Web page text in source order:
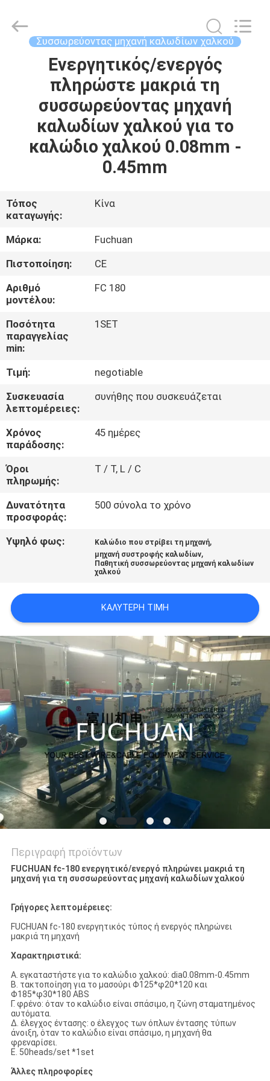
ΠΡΟΪΌΝΤΑ
ΒΊΝΤΕΟ
VR
ΣΧΕΤΙΚΆ
ΜΕ
ΕΜΆΣ
ΕΠΙΣΚΈΨΕΙΣ
ΣΤΟ
ΈΛΕΓΧΟΣ
ΠΟΙΌΤΗΤΑΣ
ΕΠΙΚΟΙΝΩΝΉΣΤΕ
ΜΑΖΊ
ΜΑΣ
ΕΙΔΉΣΕΙΣ
SITEMAP
PRIVACY
POLICY
and
Mechanical
Συσσωρεύοντας μηχανή καλωδίων χαλκού
Ενεργητικός/ενεργός
πληρώστε μακριά τη
συσσωρεύοντας μηχανή
καλωδίων χαλκού για το
καλώδιο χαλκού 0.08mm -
0.45mm
Τόπος
καταγωγής:
Κίνα
Μάρκα:
Fuchuan
Πιστοποίηση:
CE
Αριθμό
μοντέλου:
FC 180
Ποσότητα
παραγγελίας
min:
1SET
Τιμή:
negotiable
Συσκευασία
λεπτομέρειες:
συνήθης που συσκευάζεται
Χρόνος
παράδοσης:
45 ημέρες
Όροι
πληρωμής:
T / T, L / C
Δυνατότητα
προσφοράς:
500 σύνολα το χρόνο
Υψηλό φως: Καλώδιο που στρίβει τη μηχανή,
μηχανή συστροφής καλωδίων,
Παθητική συσσωρεύοντας μηχανή καλωδίων
χαλκού
ΚΑΛΎΤΕΡΗ ΤΙΜΉ
Περιγραφή προϊόντων
FUCHUAN fc-180 ενεργητικό/ενεργό πληρώνει μακριά τη
μηχανή για τη συσσωρεύοντας μηχανή καλωδίων χαλκού
Γρήγορες λεπτομέρειες:
FUCHUAN fc-180 ενεργητικός τύπος ή ενεργός πληρώνει
μακριά τη μηχανή
Χαρακτηριστικά:
Α. εγκαταστήστε για το καλώδιο χαλκού: dia0.08mm-0.45mm
Β. τακτοποίηση για το μασούρι Φ125*φ20*120 και
Φ185*φ30*180 ABS
Γ. φρένο: όταν το καλώδιο είναι σπάσιμο, η ζώνη σταματημένος
αυτόματα.
Δ. έλεγχος έντασης: ο έλεγχος των όπλων έντασης τύπων
άνοιξη, όταν το καλώδιο είναι σπάσιμο, η μηχανή θα
φρεναρίσει.
Ε. 50heads/set *1set
Άλλες πληροφορίες